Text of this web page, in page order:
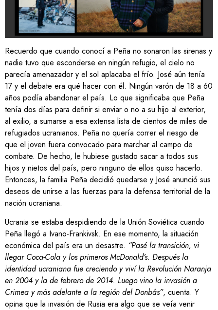
Recuerdo que cuando conocí a Peña no sonaron las sirenas y
nadie tuvo que esconderse en ningún refugio, el cielo no
parecía amenazador y el sol aplacaba el frío. José aún tenía
17 y el debate era qué hacer con él. Ningún varón de 18 a 60
años podía abandonar el país. Lo que significaba que Peña
tenía dos días para definir si enviar o no a su hijo al exterior,
al exilio, a sumarse a esa extensa lista de cientos de miles de
refugiados ucranianos. Peña no quería correr el riesgo de
que el joven fuera convocado para marchar al campo de
combate. De hecho, le hubiese gustado sacar a todos sus
hijos y nietos del país, pero ninguno de ellos quiso hacerlo.
Entonces, la familia Peña decidió quedarse y José anunció sus
deseos de unirse a las fuerzas para la defensa territorial de la
nación ucraniana.
Ucrania se estaba despidiendo de la Unión Soviética cuando
Peña llegó a Ivano-Frankivsk. En ese momento, la situación
económica del país era un desastre. “Pasé la transición, vi
llegar Coca-Cola y los primeros McDonald’s. Después la
identidad ucraniana fue creciendo y viví la Revolución Naranja
en 2004 y la de febrero de 2014. Luego vino la invasión a
Crimea y más adelante a la región del Donbás”, cuenta. Y
opina que la invasión de Rusia era algo que se veía venir